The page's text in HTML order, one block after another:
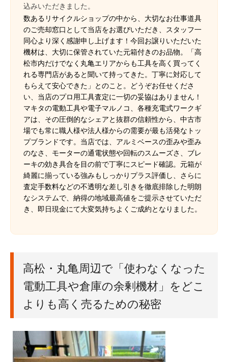
込みいただきました。
数あるリサイクルショップの中から、大切なお仕事道具
のご売却窓口として当店をお選びいただき、スタッフ一
同心より深く感謝申し上げます！今回お譲りいただいた
機材は、大切に保管されていた元箱付きのお品物。「高
松市内だけでなく丸亀エリアからも工具を高く買ってく
れる専門店があると聞いて持ってきた。丁寧に対応して
もらえて安心できた」とのこと。どうぞお任せくださ
い、当店のプロ用工具査定に一切の妥協はありません！
マキタの電動工具や電子マルノコ、各種充電式ワークギ
アは、その圧倒的なシェアと抜群の信頼性から、中古市
場でも常に職人様や法人様からの需要が最も活発なトッ
プブランドです。当店では、アルミベースの歪みや歪み
のなさ、モーターの通電状態や回転のスムーズさ、ブレ
ーキの効き具合を目の前で丁寧にスピード確認。元箱が
綺麗に揃っている強みもしっかりプラス評価し、さらに
査定手数料などの不透明な差し引きを徹底排除した明朗
なシステムで、納得の地域最高値をご提示させていただ
き、即日現金にて大変気持ちよくご成約となりました。
高松・丸亀周辺で「使わなくなった
電動工具や倉庫の余剰機材」をどこ
よりも高く売るための秘密